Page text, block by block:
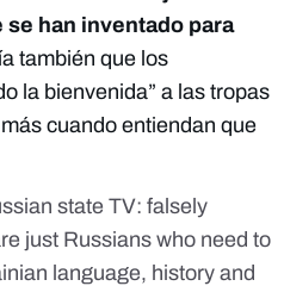
han inventado para
también que los
la bienvenida” a las tropas
cuando entiendan que
state TV: falsely
just Russians who need to
language, history and